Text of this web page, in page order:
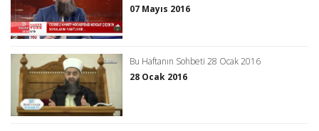
07 Mayıs 2016
Bu Haftanın Sohbeti 28 Ocak 2016
28 Ocak 2016